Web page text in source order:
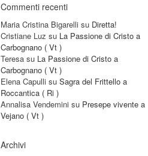
Commenti recenti
Maria Cristina Bigarelli su Diretta!
Cristiane Luz su La Passione di Cristo a
Carbognano ( Vt )
Teresa su La Passione di Cristo a
Carbognano ( Vt )
Elena Capulli suSagra del Frittello a
Roccantica ( Ri )
Annalisa Vendemini su Presepe vivente a
Vejano ( Vt )
Archivi